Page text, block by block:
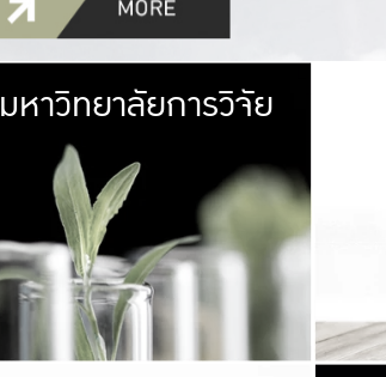
มหาวิทยาลัย
เกษตรศาสตร์ มีพื้นที่เขียวสดใส หนาแน่น
เป็นป่าในเมือง (URBAN FOREST)
เกษตรในเมือง (URBAN AGRICULTURE)
ที่นับรวมกันได้ประมาณ 1,400 ไร่
มหาวิทยาลัยการวิจัย